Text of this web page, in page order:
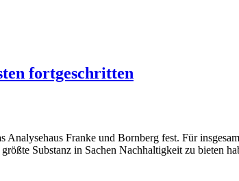
fortgeschritten
Franke und Bornberg fest. Für
Substanz in Sachen Nachhaltigkeit zu bieten